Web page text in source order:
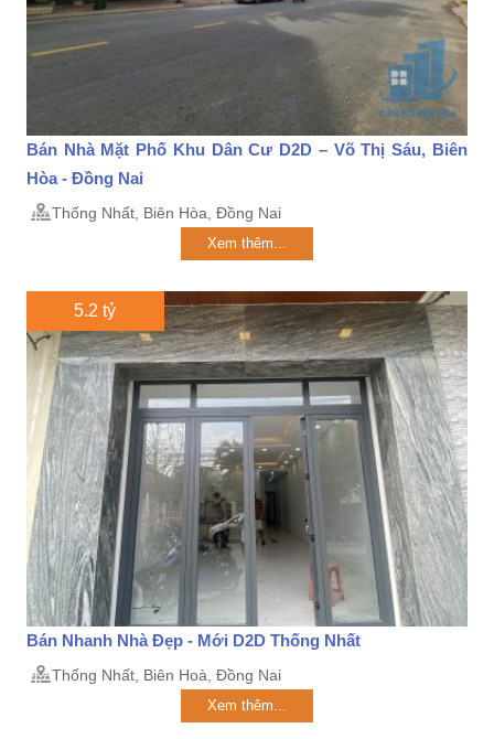
Bán Nhà Mặt Phố Khu Dân Cư D2D – Võ Thị Sáu, Biên
Hòa - Đồng Nai
Thống Nhất, Biên Hòa, Đồng Nai
Xem thêm...
5.2 tỷ
Bán Nhanh Nhà Đẹp - Mới D2D Thống Nhất
Thống Nhất, Biên Hoà, Đồng Nai
Xem thêm...